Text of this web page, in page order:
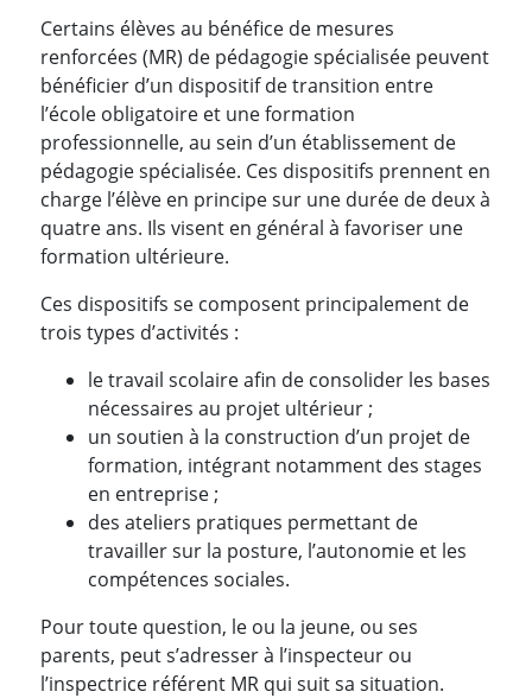
Certains élèves au bénéfice de mesures
renforcées (MR) de pédagogie spécialisée peuvent
bénéficier d’un dispositif de transition entre
l’école obligatoire et une formation
professionnelle, au sein d’un établissement de
pédagogie spécialisée. Ces dispositifs prennent en
charge l’élève en principe sur une durée de deux à
quatre ans. Ils visent en général à favoriser une
formation ultérieure.
Ces dispositifs se composent principalement de
trois types d’activités :
le travail scolaire afin de consolider les bases
nécessaires au projet ultérieur ;
un soutien à la construction d’un projet de
formation, intégrant notamment des stages
en entreprise ;
des ateliers pratiques permettant de
travailler sur la posture, l’autonomie et les
compétences sociales.
Pour toute question, le ou la jeune, ou ses
parents, peut s’adresser à l’inspecteur ou
l’inspectrice référent MR qui suit sa situation.